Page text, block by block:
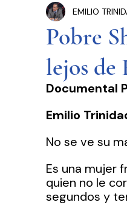
Congreso Cdmx
Seguridad Pública
Estados y Municipios
Pobre
lejos de
EMILIO
Documental
Emilio
No se ve su
Es una mujer
quien no le
segundos y